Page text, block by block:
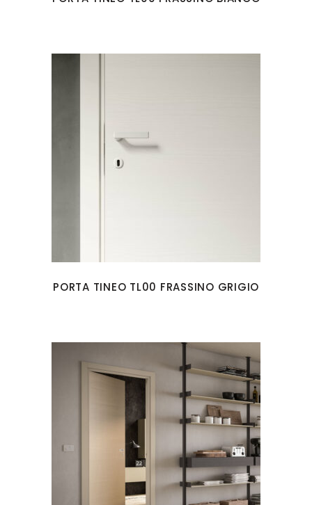
PORTA TINEO TL00 FRASSINO GRIGIO